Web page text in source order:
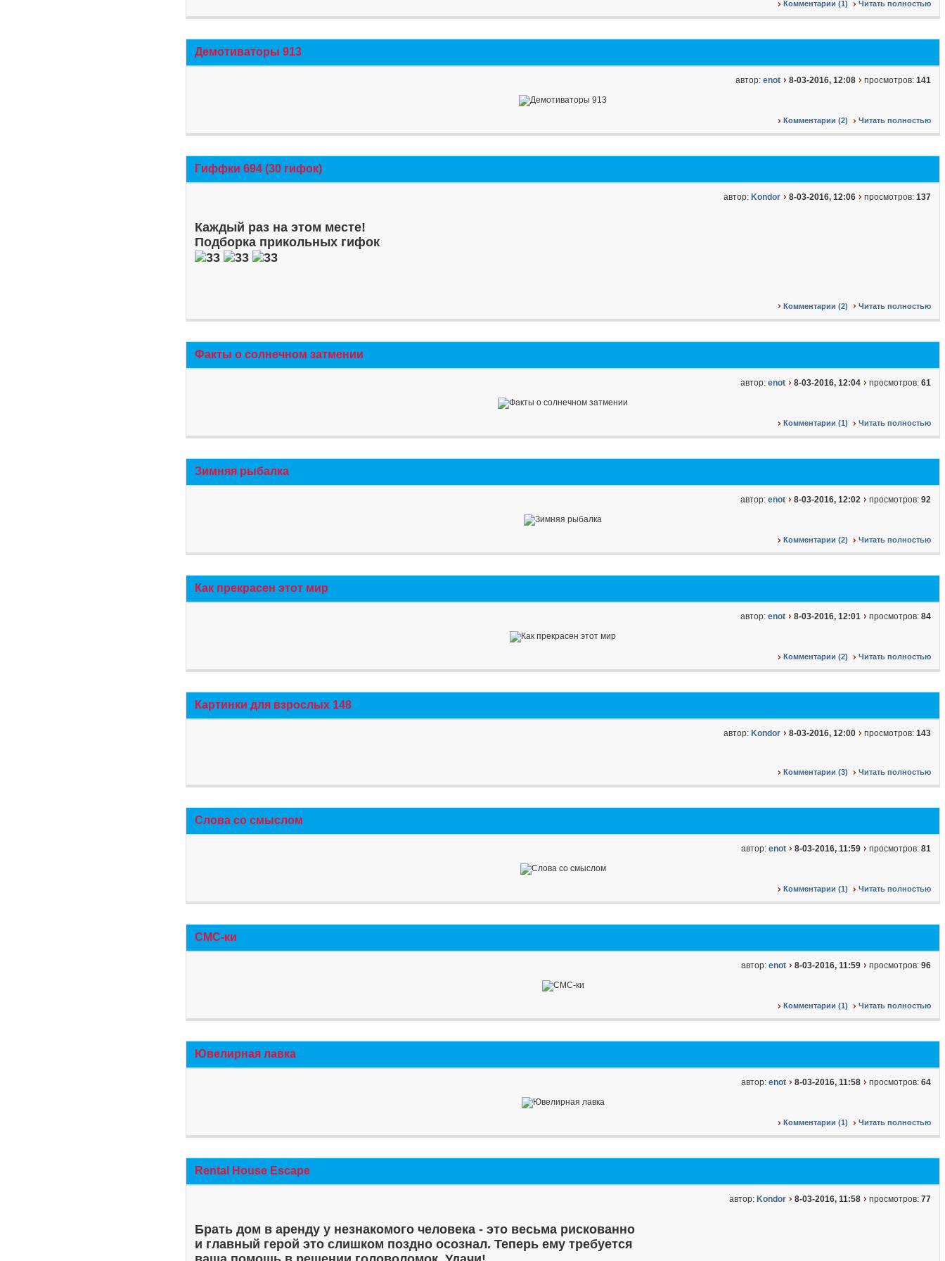
Комментарии (1) Читать полностью
Демотиваторы 913
автор: enot 8-03-2016, 12:08 просмотров: 141
Комментарии (2) Читать полностью
Гиффки 694 (30 гифок)
автор: Kondor 8-03-2016, 12:06 просмотров: 137
Каждый раз на этом месте!
Подборка прикольных гифок
Комментарии (2) Читать полностью
Факты о солнечном затмении
автор: enot 8-03-2016, 12:04 просмотров: 61
Комментарии (1) Читать полностью
Зимняя рыбалка
автор: enot 8-03-2016, 12:02 просмотров: 92
Комментарии (2) Читать полностью
Как прекрасен этот мир
автор: enot 8-03-2016, 12:01 просмотров: 84
Комментарии (2) Читать полностью
Картинки для взрослых 148
автор: Kondor 8-03-2016, 12:00 просмотров: 143
Комментарии (3) Читать полностью
Слова со смыслом
автор: enot 8-03-2016, 11:59 просмотров: 81
Комментарии (1) Читать полностью
СМС-ки
автор: enot 8-03-2016, 11:59 просмотров: 96
Комментарии (1) Читать полностью
Ювелирная лавка
автор: enot 8-03-2016, 11:58 просмотров: 64
Комментарии (1) Читать полностью
Rental House Escape
автор: Kondor 8-03-2016, 11:58 просмотров: 77
Брать дом в аренду у незнакомого человека - это весьма рискованно
и главный герой это слишком поздно осознал. Теперь ему требуется